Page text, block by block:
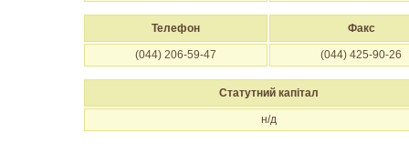
Телефон Факс
(044) 206-59-47 (044) 425-90-26
Статутний капітал
н/д